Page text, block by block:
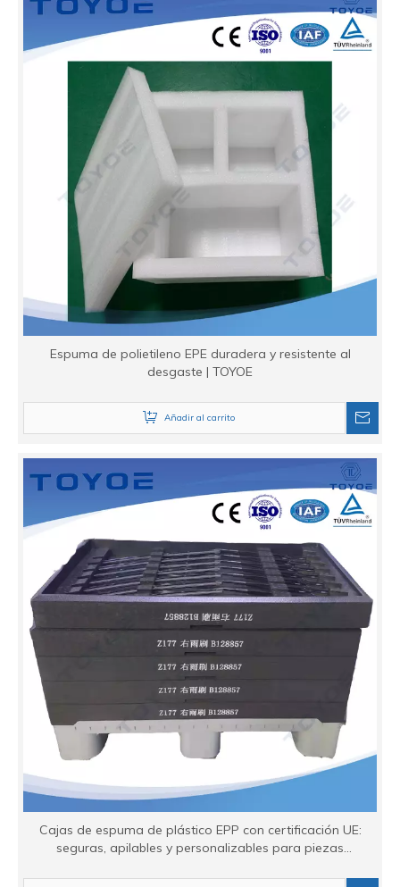
Espuma de polietileno EPE duradera y resistente al
desgaste | TOYOE
Añadir al carrito
Cajas de espuma de plástico EPP con certificación UE:
seguras, apilables y personalizables para piezas